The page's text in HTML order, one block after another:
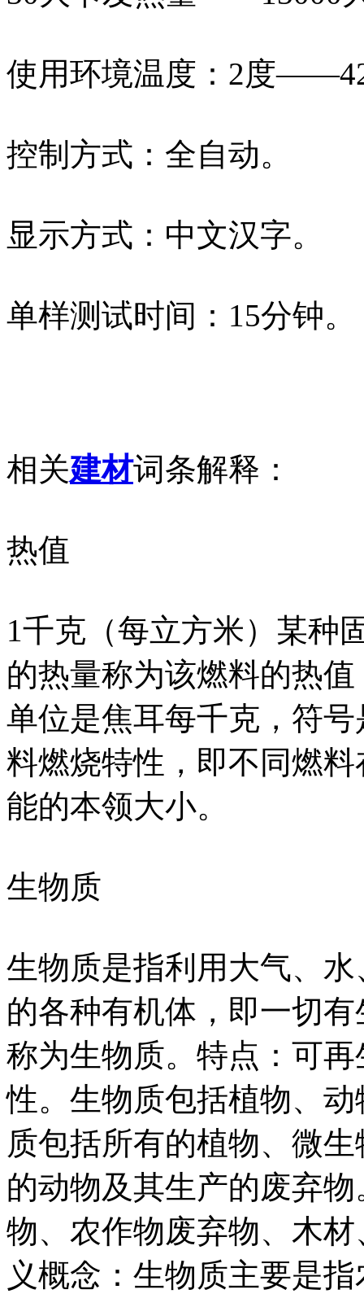
使用环境温度：2度
控制方式：全自动。
显示方式：中文汉字。
单样测试时间：15分钟。
相关建材词条解释：
热值
1千克（每立方米）某种
的热量称为该燃料的热
单位是焦耳每千克，符
料燃烧特性，即不同燃
能的本领大小。
生物质
生物质是指利用大气、
的各种有机体，即一切
称为生物质。特点：可
性。生物质包括植物、
质包括所有的植物、微
的动物及其生产的废弃
物、农作物废弃物、木
义概念：生物质主要是